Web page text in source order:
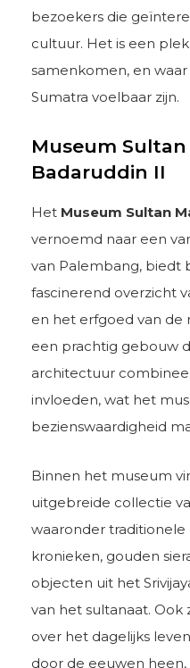
bezoekers die
cultuur. Het is een
samenkomen, en
Sumatra voelbaar zijn.
Museum
Badaruddin II
Het Museum Sultan
vernoemd naar een
van Palembang, biedt
fascinerend overzicht
en het erfgoed van de
een prachtig gebouw
architectuur
invloeden, wat het
bezienswaardigheid
Binnen het museum
uitgebreide collectie
waaronder traditionele
kronieken, gouden
objecten uit het
van het sultanaat.
over het dagelijks
door de eeuwen